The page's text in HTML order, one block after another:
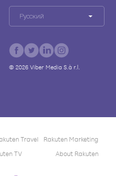
Русский
© 2026Viber Media S.à r.l.
Travel
Rakuten Marketing
TV About Rakuten